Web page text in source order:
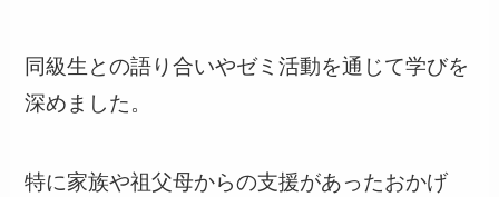
同級生との語り合いやゼミ活動を通じて学びを
深めました。
特に家族や祖父母からの支援があったおかげ